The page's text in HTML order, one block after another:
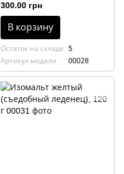
300.00 грн
В корзину
Остаток на складе
5
Артикул модели
00028